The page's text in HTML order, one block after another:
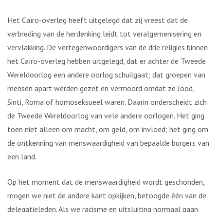
Het Caïro-overleg heeft uitgelegd dat zij vreest dat de
verbreding van de herdenking leidt tot veralgemenisering en
vervlakking. De vertegenwoordigers van de drie religies binnen
het Caïro-overleg hebben uitgelegd, dat er achter de Tweede
Wereldoorlog een andere oorlog schuilgaat; dat groepen van
mensen apart werden gezet en vermoord omdat ze Jood,
Sinti, Roma of homoseksueel waren. Daarin onderscheidt zich
de Tweede Wereldoorlog van vele andere oorlogen. Het ging
toen niet alleen om macht, om geld, om invloed; het ging om
de ontkenning van menswaardigheid van bepaalde burgers van
een land.
Op het moment dat de menswaardigheid wordt geschonden,
mogen we niet de andere kant opkijken, betoogde één van de
delegatieleden. Als we racisme en uitsluiting normaal gaan